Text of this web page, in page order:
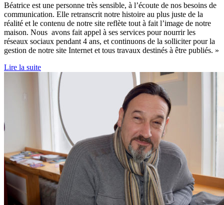
Béatrice est une personne très sensible, à l’écoute de nos besoins de
communication. Elle retranscrit notre histoire au plus juste de la
réalité et le contenu de notre site reflète tout à fait l’image de notre
maison. Nous avons fait appel à ses services pour nourrir les
réseaux sociaux pendant 4 ans, et continuons de la solliciter pour la
gestion de notre site Internet et tous travaux destinés à être publiés. »
Lire la suite